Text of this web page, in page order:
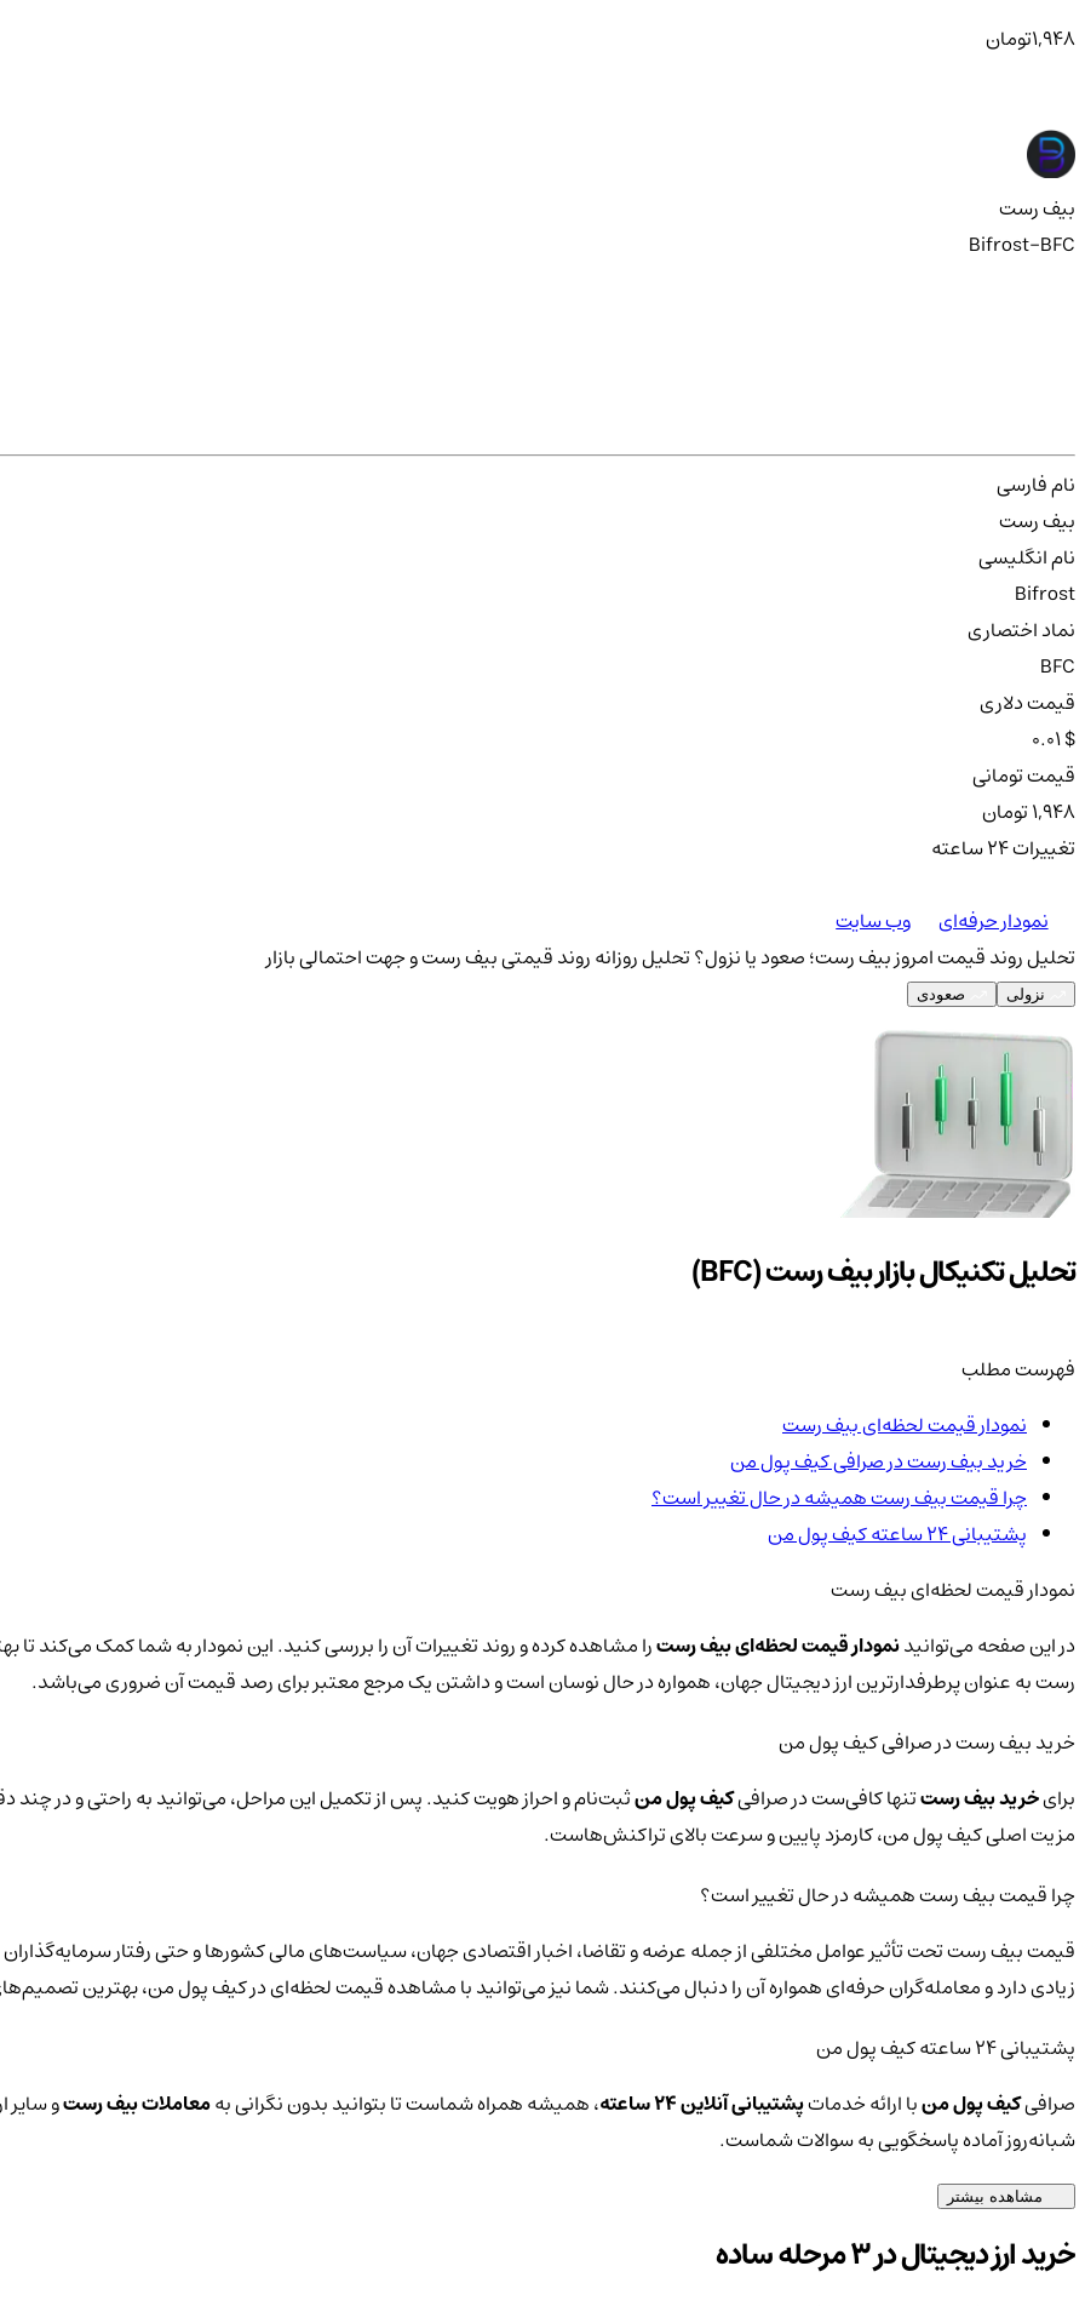
1,948تومان
بیف رست
Bifrost-BFC
نام فارسی
بیف رست
نام انگلیسی
Bifrost
نماد اختصاری
BFC
قیمت دلاری
0.01 $
قیمت تومانی
1,948 تومان
تغییرات ۲۴ ساعته
نمودار حرفه‌ای
وب سایت
تحلیل روند قیمت امروز بیف رست؛ صعود یا نزول؟تحلیل روزانه روند قیمتی بیف رست و جهت احتمالی بازار
نزولی صعودی
تحلیل تکنیکال بازار بیف رست (BFC)
فهرست مطلب
نمودار قیمت لحظه‌ای بیف رست
خرید بیف رست در صرافی کیف پول من
چرا قیمت بیف رست همیشه در حال تغییر است؟
پشتیبانی ۲۴ ساعته کیف پول من
نمودار قیمت لحظه‌ای بیف رست
در این صفحه می‌توانیدنمودار قیمت لحظه‌ای بیف رسترا مشاهده کرده و روند تغییرات آن را بررسی کنید. این نمودار به شما کمک می‌کند تا
رست به عنوان پرطرفدارترین ارز دیجیتال جهان، همواره در حال نوسان است و داشتن یک مرجع معتبر برای رصد قیمت آن ضروری می‌باشد.
خرید بیف رست در صرافی کیف پول من
برایخرید بیف رستتنها کافی‌ست در صرافیکیف پول منثبت‌نام و احراز هویت کنید. پس از تکمیل این مراحل، می‌توانید به راحتی و در
مزیت اصلی کیف پول من، کارمزد پایین و سرعت بالای تراکنش‌هاست.
چرا قیمت بیف رست همیشه در حال تغییر است؟
قیمت بیف رست تحت تأثیر عوامل مختلفی از جمله عرضه و تقاضا، اخبار اقتصادی جهان، سیاست‌های مالی کشورها و حتی رفتار سرمایه‌گذاران
زیادی دارد و معامله‌گران حرفه‌ای همواره آن را دنبال می‌کنند. شما نیز می‌توانید با مشاهده قیمت لحظه‌ای در کیف پول من، بهترین
پشتیبانی ۲۴ ساعته کیف پول من
صرافیکیف پول منبا ارائه خدماتپشتیبانی آنلاین ۲۴ ساعته ، همیشه همراه شماست تا بتوانید بدون نگرانی بهمعاملات بیف رستو سایر
شبانه‌روز آماده پاسخگویی به سوالات شماست.
مشاهده بیشتر
خرید ارز دیجیتال در 3 مرحله ساده